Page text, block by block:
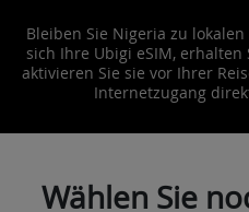
Bleiben Sie Nigeria zu
sich Ihre Ubigi eSIM, erhalten
aktivieren Sie sie vor Ihrer
Internetzugang
Wählen Sie